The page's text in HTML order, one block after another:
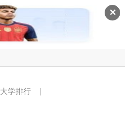
✕
大学排行